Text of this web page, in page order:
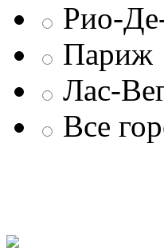
Рио-
Париж
Лас-
Все